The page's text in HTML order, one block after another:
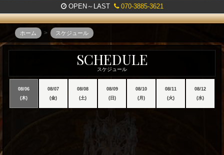
OPEN～LAST 070-3885-3621
ホーム スケジュール
ベ
ル
サ
イ
SCHEDULE
スケジュール
08/06
(木)
08/07
(金)
08/08
(土)
08/09
(日)
08/10
(月)
08/11
(火)
08/12
(水)